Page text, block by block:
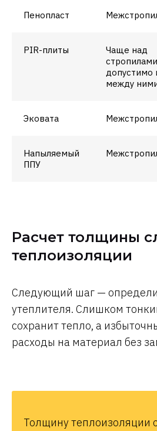
Пенопласт
PIR-плиты
Чаще над
допустимо
между
Эковата
Напыляемый
ППУ
Расчет толщины
теплоизоляции
Следующий шаг —
утеплителя. Слишком
сохранит тепло, а
расходы на материал без
Толщину теплоизоляции